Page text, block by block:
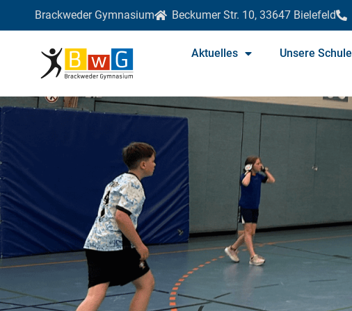
Brackweder Gymnasium Beckumer Str. 10, 33647 Bielefeld
Aktuelles Unsere Schule